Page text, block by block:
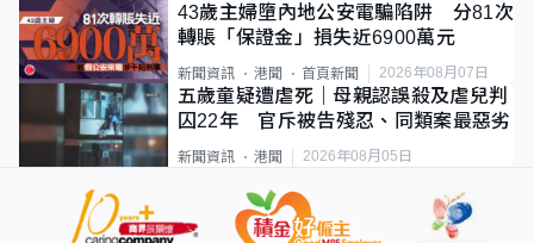
43歲主婦墮內地公安電騙陷阱 分81次
轉賬「保證金」損失近6900萬元
新聞資訊 港聞 首頁新聞 2026年08月07日
五歲童疑遭虐死｜母親認誤殺及虐兒判
囚22年 官斥被告殘忍、同類案最惡劣
新聞資訊 港聞 2026年08月05日